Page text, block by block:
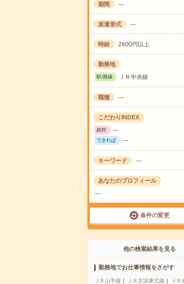
期間 ---
派遣形式 ---
時給 2600円以上
勤務地
駅/路線 ＪＲ中央線
職種 ---
こだわりINDEX
絶対 ---
できれば ---
キーワード ---
あなたのプロフィール
---
条件の変更
他の検索結果を見る
勤務地でお仕事情報をさがす
ＪＲ山手線 ＪＲ京浜東北線
Ｊ